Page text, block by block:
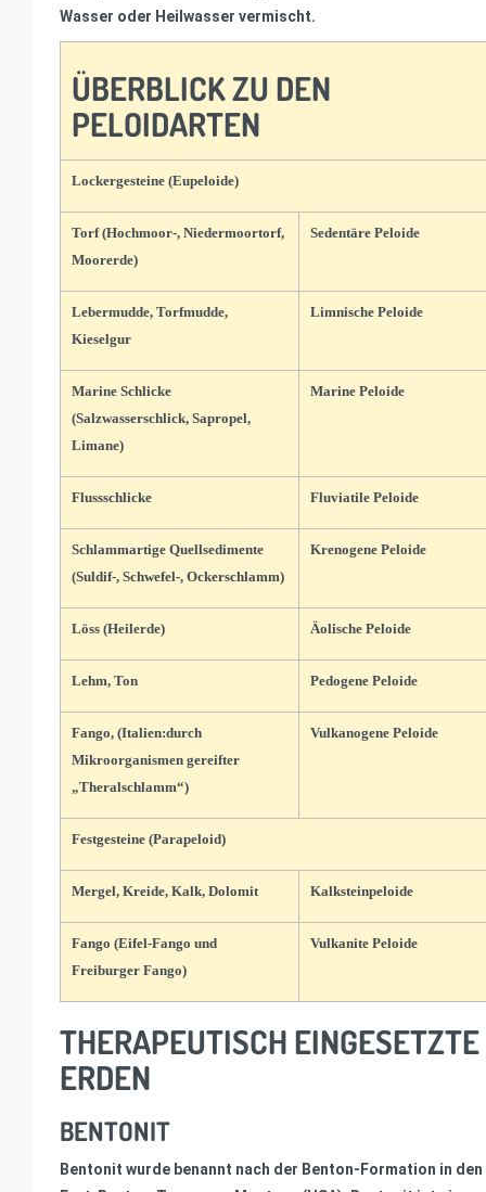
Wasser oder Heilwasser vermischt.
ÜBERBLICK ZU DEN
PELOIDARTEN
Lockergesteine (Eupeloide)
Torf (Hochmoor-, Niedermoortorf,
Moorerde)
Sedentäre Peloide
Lebermudde, Torfmudde,
Kieselgur
Limnische Peloide
Marine Schlicke
(Salzwasserschlick, Sapropel,
Limane)
Marine Peloide
Flussschlicke Fluviatile Peloide
Schlammartige Quellsedimente
(Suldif-, Schwefel-, Ockerschlamm)
Krenogene Peloide
Löss (Heilerde) Äolische Peloide
Lehm, Ton Pedogene Peloide
Fango, (Italien:durch
Mikroorganismen gereifter
„Theralschlamm“)
Vulkanogene Peloide
Festgesteine (Parapeloid)
Mergel, Kreide, Kalk, Dolomit Kalksteinpeloide
Fango (Eifel-Fango und
Freiburger Fango)
Vulkanite Peloide
THERAPEUTISCH EINGESETZTE
ERDEN
BENTONIT
Bentonit wurde benannt nach der Benton-Formation in den